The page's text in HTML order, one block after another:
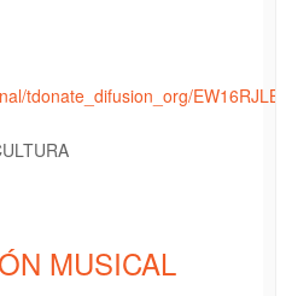
tdonate_difusion_org/
MUSICAL